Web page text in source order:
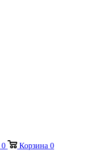
0 Корзина 0